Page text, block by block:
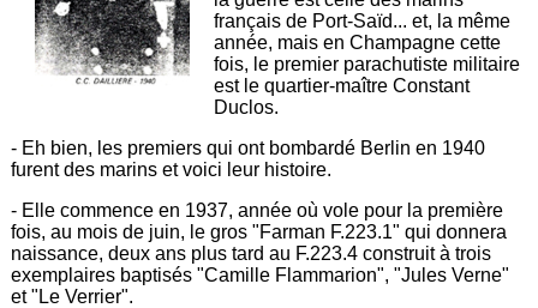
français de Port-Saïd... et, la même
année, mais en Champagne cette
fois, le premier parachutiste militaire
est le quartier-maître Constant
Duclos.
- Eh bien, les premiers qui ont bombardé Berlin en 1940
furent des marins et voici leur histoire.
- Elle commence en 1937, année où vole pour la première
fois, au mois de juin, le gros "Farman F.223.1" qui donnera
naissance, deux ans plus tard au F.223.4 construit à trois
exemplaires baptisés "Camille Flammarion", "Jules Verne"
et "Le Verrier".